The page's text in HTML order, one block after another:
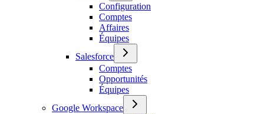
Configuration
Comptes
Affaires
Équipes
Salesforce
Comptes
Opportunités
Équipes
Google Workspace